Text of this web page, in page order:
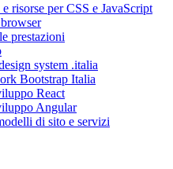
risorse per CSS e JavaScript
prestazioni
system .italia
Bootstrap Italia
React
Angular
di sito e servizi